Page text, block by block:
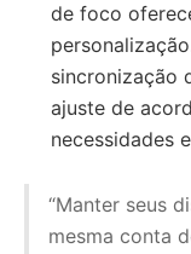
de foco
sincronização
ajuste de
necessidades
“Manter seus
mesma conta